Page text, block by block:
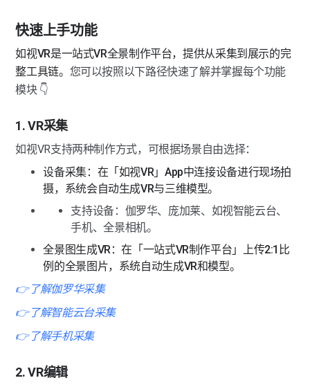
快速上手功能
如视VR是一站式VR全景制作平台，提供从采集到展示的完
整工具链。 您可以按照以下路径快速了解并掌握每个功能
模块 👇
1. VR采集
如视VR支持两种制作方式，可根据场景自由选择：
设备采集：在「如视VR」App中连接设备进行现场拍
摄，系统会自动生成VR与三维模型。
支持设备：伽罗华、庞加莱、如视智能云台、
手机、全景相机。
全景图生成VR：在「一站式VR制作平台」上传2:1比
例的全景图片，系统自动生成VR和模型。
👉了解伽罗华采集
👉了解智能云台采集
👉了解手机采集
2. VR编辑